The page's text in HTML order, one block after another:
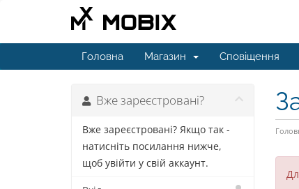
Головна Магазин Сповіщення
Вже зареєстровані?
Вже зареєстровані? Якщо так -
натисніть посилання нижче,
щоб увійти у свій аккаунт.